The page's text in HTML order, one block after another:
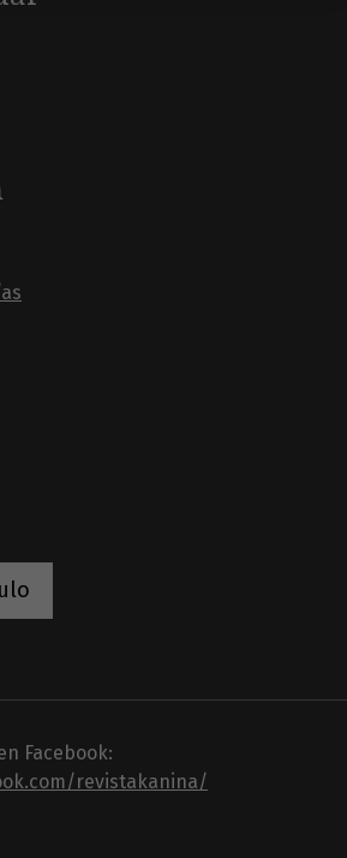
Facebook:
revistakanina/